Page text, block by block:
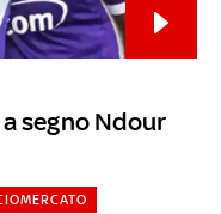
segno Ndour